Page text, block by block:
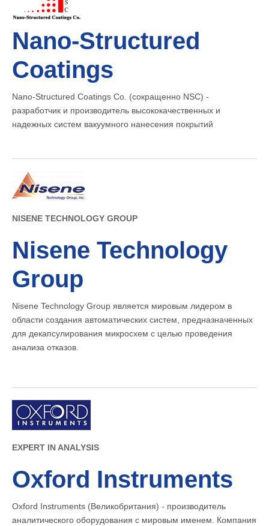
Nano-Structured
Coatings
Nano-Structured Coatings Co. (сокращенно NSC) -
разработчик и производитель высококачественных и
надежных систем вакуумного нанесения покрытий
NISENE TECHNOLOGY GROUP
Nisene Technology
Group
Nisene Technology Group является мировым лидером в
области создания автоматических систем, предназначенных
для декапсулирования микросхем с целью проведения
анализа отказов.
EXPERT IN ANALYSIS
Oxford Instruments
Oxford Instruments (Великобритания) - производитель
аналитического оборудования с мировым именем. Компания